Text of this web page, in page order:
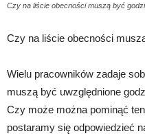
Czy na liście obecności muszą być
Czy na liście obecności
Wielu pracowników zadaje
muszą być uwzględnione
Czy może można pominąć
postaramy się odpowiedzieć